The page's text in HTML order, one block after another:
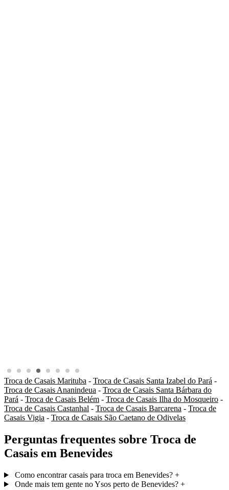
Troca de Casais Marituba - Troca de Casais Santa Izabel do Pará -
Troca de Casais Ananindeua - Troca de Casais Santa Bárbara do
Pará - Troca de Casais Belém - Troca de Casais Ilha do Mosqueiro -
Troca de Casais Castanhal - Troca de Casais Barcarena - Troca de
Casais Vigia - Troca de Casais São Caetano de Odivelas
Perguntas frequentes sobre Troca de
Casais em Benevides
Como encontrar casais para troca em Benevides? +
Onde mais tem gente no Ysos perto de Benevides? +